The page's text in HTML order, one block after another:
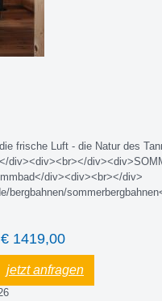
frische Luft - die Natur des
div><div><br></
div><div><br></div>
bergbahnen/
1419,00
jetzt anfragen